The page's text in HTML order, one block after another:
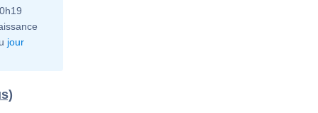
jour